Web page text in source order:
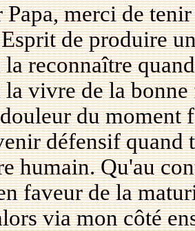
Papa, merci de
de produire
la reconnaître
la vivre de la
du moment
défensif quand
humain. Qu'au
faveur de la
via mon côté